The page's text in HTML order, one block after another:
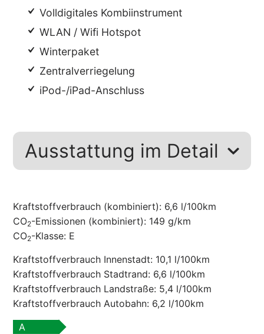
Volldigitales Kombiinstrument
WLAN / Wifi Hotspot
Winterpaket
Zentralverriegelung
iPod-/iPad-Anschluss
Ausstattung im Detail
Kraftstoffverbrauch (kombiniert): 6,6 l/100km
CO2-Emissionen (kombiniert): 149 g/km
CO2-Klasse: E
Kraftstoffverbrauch Innenstadt: 10,1 l/100km
Kraftstoffverbrauch Stadtrand: 6,6 l/100km
Kraftstoffverbrauch Landstraße: 5,4 l/100km
Kraftstoffverbrauch Autobahn: 6,2 l/100km
A